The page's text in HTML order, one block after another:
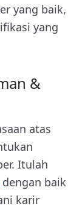
yang baik,
yang
&
atas
Itulah
dengan baik
karir